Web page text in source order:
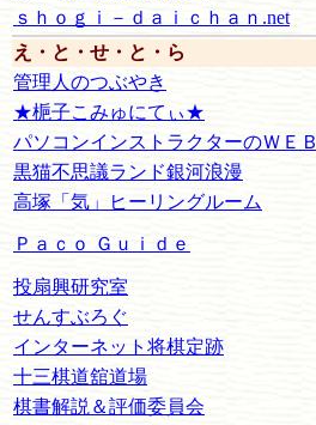
ｓｈｏｇｉ－ｄａｉｃｈａｎ.net
え・と・せ・と・ら
管理人のつぶやき
★梔子こみゅにてぃ★
パソコンインストラクターのＷＥＢ
黒猫不思議ランド銀河浪漫
高塚「気」ヒーリングルーム
Ｐａｃｏ Ｇｕｉｄｅ
投扇興研究室
せんすぶろぐ
インターネット将棋定跡
十三棋道舘道場
棋書解説＆評価委員会